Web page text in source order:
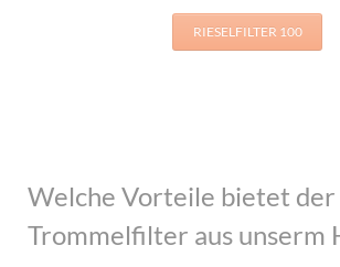
RIESELFILTER 100
Welche Vorteile bietet der
Trommelfilter aus unserm